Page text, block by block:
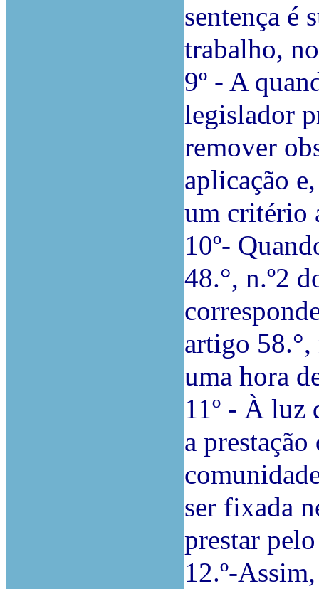
sentença é
trabalho,
9º - A
legislador
remover
aplicação
um critério
10º-
48.°, n.º2
artigo 58.°,
uma hora
11º - À luz
a
ser fixada
prestar
12.º-